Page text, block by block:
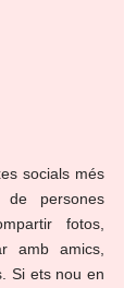
socials més
de persones
fotos,
amb amics,
Si ets nou en